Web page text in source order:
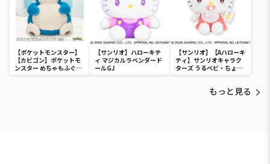
【ポケットモンスター】
【カビゴン】ポケットモ
ンスター めちゃもふぐっ
と ほっこりいやされぬい
【サンリオ】ハローキテ
ィ マジカルラベンダード
ールGJ
【サンリオ】【Aハローキ
ティ】サンリオキャラク
ターズ うるベビ・ちょい
デカドール
もっと見る